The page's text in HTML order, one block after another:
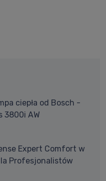
ciepła od Bosch -
3800i AW
Expert Comfort w
Profesjonalistów